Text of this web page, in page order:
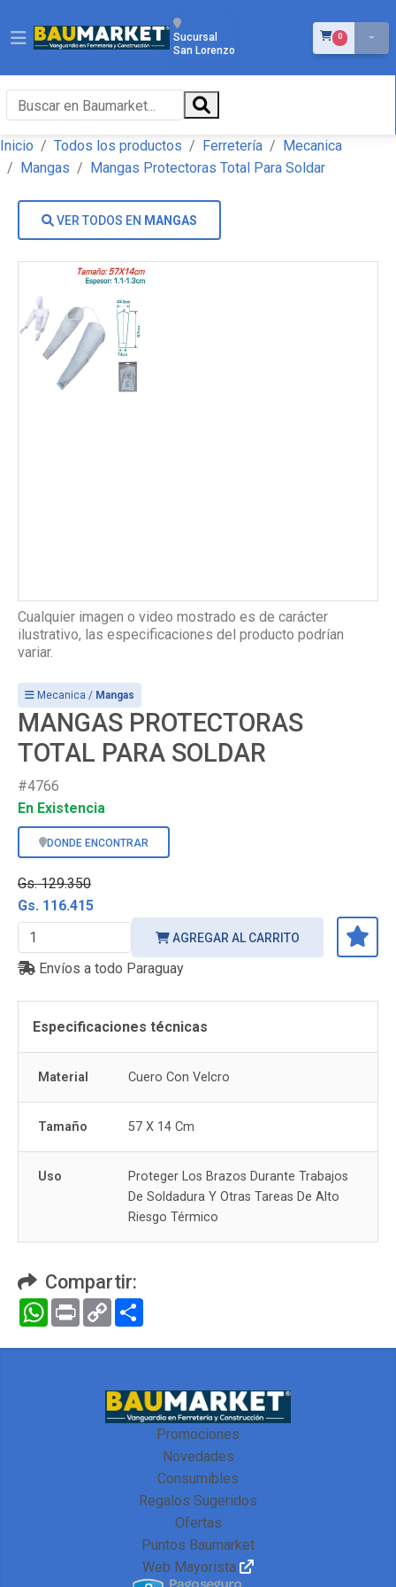
Sucursal
San Lorenzo
0ÍTEMS EN EL
Inicio Todos los productos Ferretería
Mecanica
Mangas
Mangas Protectoras Total Para Soldar
VER TODOS EN MANGAS
Cualquier imagen o video mostrado es de carácter
ilustrativo, las especificaciones del producto podrían
variar.
Mecanica / Mangas
MANGAS PROTECTORAS
TOTAL PARA SOLDAR
#4766
En Existencia
DONDE ENCONTRAR
Gs. 129.350
Gs. 116.415
AGREGAR AL CARRITO
Envíos a todo Paraguay
Especificaciones técnicas
Material Cuero Con Velcro
Tamaño 57 X 14 Cm
Uso
Proteger Los Brazos Durante Trabajos
De Soldadura Y Otras Tareas De Alto
Riesgo Térmico
Compartir:
WhatsApp
Print Copy
Link
Promociones
Novedades
Consumibles
Regalos Sugeridos
Ofertas
Puntos Baumarket
Web Mayorista